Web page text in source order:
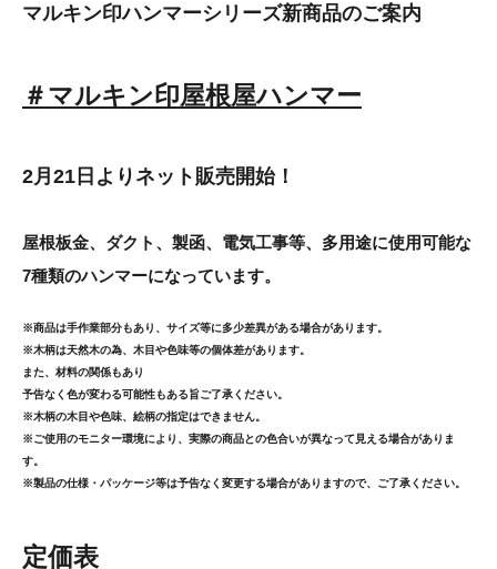
マルキン印ハンマーシリーズ新商品のご案内
＃マルキン印屋根屋ハンマー
2月21日よりネット販売開始！
屋根板金、ダクト、製函、電気工事等、多用途に使用可能な
7種類のハンマーになっています。
※商品は手作業部分もあり、サイズ等に多少差異がある場合があります。
※木柄は天然木の為、木目や色味等の個体差があります。
また、材料の関係もあり
予告なく色が変わる可能性もある旨ご了承ください。
※木柄の木目や色味、絵柄の指定はできません。
※ご使用のモニター環境により、実際の商品との色合いが異なって見える場合がありま
す。
※製品の仕様・パッケージ等は予告なく変更する場合がありますので、ご了承ください。
定価表